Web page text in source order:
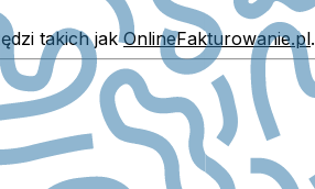
takich jakOnlineFakturowanie.pl.